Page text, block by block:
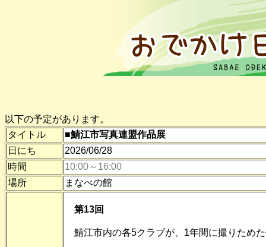
以下の予定があります。
タイトル
■鯖江市写真連盟作品展
日にち
2026/06/28
時間
10:00～16:00
場所
まなべの館
第13回
鯖江市内の各5クラブが、1年間に撮りため